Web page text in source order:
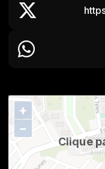
Clique
+
−